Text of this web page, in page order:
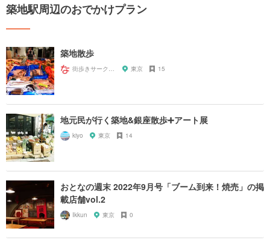
築地駅周辺のおでかけプラン
築地散歩
街歩きサークルなごみ会 東京 15
地元民が行く築地&銀座散歩➕アート展
kiyo 東京 14
おとなの週末 2022年9月号「ブーム到来！焼売」の掲
載店舗vol.2
Ikkun 東京 0